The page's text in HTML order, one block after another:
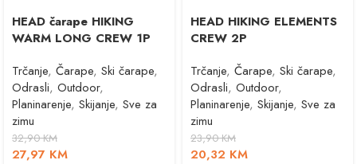
HEAD čarape HIKING
WARM LONG CREW 1P
Trčanje, Čarape, Ski čarape,
Odrasli, Outdoor,
Planinarenje, Skijanje, Sve za
zimu
32,90KM
27,97 KM
HEAD HIKING ELEMENTS
CREW 2P
Trčanje, Čarape, Ski čarape,
Odrasli, Outdoor,
Planinarenje, Skijanje, Sve za
zimu
23,90KM
20,32 KM